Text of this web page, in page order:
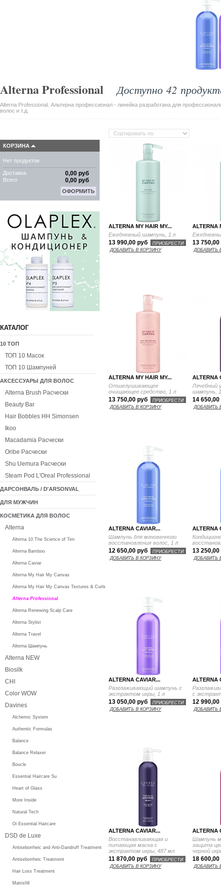
Alterna Professional Доступно 42
Alterna Professional. Альтерна профессионал - линейка разработана для
волос и т.д.
ALTERNA MY HAIR MY...
Ежедневный шампунь, 1 л
13 990,00 руб
ПРИОБРЕСТИ
ДОБАВИТЬ В КОРЗИНУ
ALTERNA
13
ДОБАВИТЬ
ALTERNA MY HAIR MY...
Отшелушивающее
очищающее средство, 1 л
13 750,00 руб
ПРИОБРЕСТИ
ДОБАВИТЬ В КОРЗИНУ
ALTERNA
Лечебный
шампунь,
14
ДОБАВИТЬ
ALTERNA CAVIAR...
Шампунь для мгновенного
восстановления волос , 1 л
12 650,00 руб
ПРИОБРЕСТИ
ДОБАВИТЬ В КОРЗИНУ
ALTERNA
13
ДОБАВИТЬ
ALTERNA CAVIAR...
Разглаживающий шампунь с
экстрактом икры, 1 л
13 050,00 руб
ПРИОБРЕСТИ
ДОБАВИТЬ В КОРЗИНУ
ALTERNA
с
12
ДОБАВИТЬ
ALTERNA CAVIAR...
Восстанавливающая и
питающая маска с
экстрактом икры, 487 мл
11 870,00 руб
ПРИОБРЕСТИ
ДОБАВИТЬ В КОРЗИНУ
ALTERNA
Шампунь
защита
черной
18
ДОБАВИТЬ
КОРЗИНА
Нет продуктов
Доставка 0,00 руб
Всего 0,00 руб
ОФОРМИТЬ
КАТАЛОГ
10 ТОП
ТОП 10 Масок
ТОП 10 Шампуней
АКСЕССУАРЫ ДЛЯ ВОЛОС
Alterna Brush Расчески
Beauty Bar
Hair Bobbles HH Simonsen
Ikoo
Macadamia Расчески
Oribe Расчески
Shu Uemura Расчески
Steam Pod L'Oreal Professional
ДАРСОНВАЛЬ / D'ARSONVAL
ДЛЯ МУЖЧИН
КОСМЕТИКА ДЛЯ ВОЛОС
Alterna
Alterna 10 The Science of Ten
Alterna Bamboo
Alterna Caviar
Alterna My Hair My Canvas
Alterna My Hair My Canvas Textures & Curls
Alterna Professional
Alterna Renewing Scalp Care
Alterna Stylist
Alterna Travel
Alterna Шампунь
Alterna NEW
Biosilk
CHI
Color WOW
Davines
Alchemic System
Authentic Formulas
Balance
Balance Relaxer
Boucle
Essential Haircare Su
Heart of Glass
More Inside
Natural Tech
Oi Essential Haircare
DSD de Luxe
Antiseborrheic and Anti-Dandruff Treatment
Antiseborrheic Treatment
Hair Loss Treatment
Matrixfill